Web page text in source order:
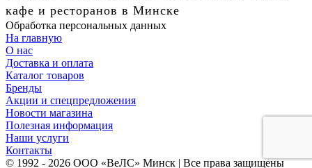
кафе и ресторанов в Минске
Обработка персональных данных
На главную
О нас
Доставка и оплата
Каталог товаров
Бренды
Акции и спецпредложения
Новости магазина
Полезная информация
Наши услуги
Контакты
© 1992 - 2026 ООО «ВеЛС» Минск | Все права защищены